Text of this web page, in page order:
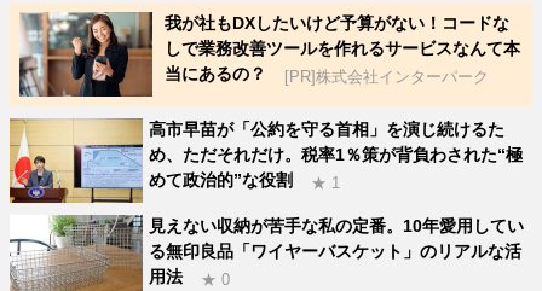
我が社もDXしたいけど予算がない！コードな
しで業務改善ツールを作れるサービスなんて本
当にあるの？
[PR]株式会社インターパーク
高市早苗が「公約を守る首相」を演じ続けるた
め、ただそれだけ。税率1％策が背負わされた“極
めて政治的”な役割
★ 1
見えない収納が苦手な私の定番。10年愛用してい
る無印良品「ワイヤーバスケット」のリアルな活
用法
★ 0